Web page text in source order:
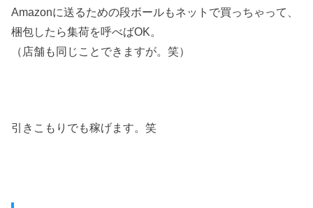
Amazonに送るための段ボールもネットで買っちゃって、
梱包したら集荷を呼べばOK。
（店舗も同じことできますが。笑）
引きこもりでも稼げます。笑